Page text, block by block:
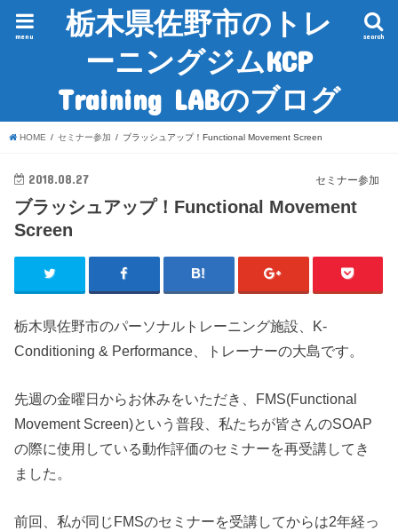
栃木県佐野市のトレ
ーニングジムKCP
Training LABのブログ
search
menu
HOME セミナー参加 ブラッシュアップ！Functional Movement Screen
セミナー参加
2018.08.27
ブラッシュアップ！Functional Movement
Screen
栃木県佐野市のパーソナルトレーニング施設、K-
Conditioning & Performance、トレーナーの大島です。
先週の金曜日からお休みをいただき、FMS(Functional
Movement Screen)という普段、私たちが皆さんのSOAP
の際に使用している動作評価のセミナーを再受講してき
ました。
前回、私が同じFMSのセミナーを受講してからは2年経っ